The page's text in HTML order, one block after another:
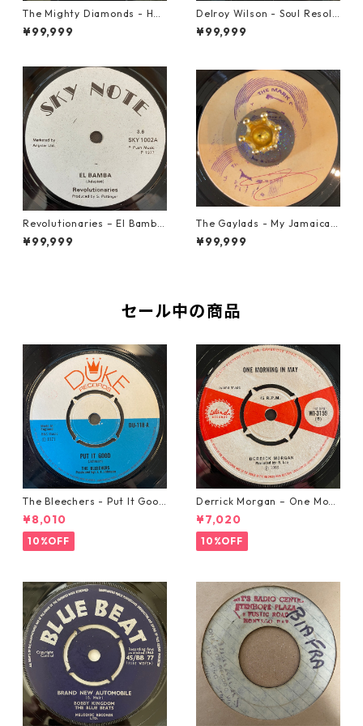
The Mighty Diamonds - Hey
Girl【12-50053】
¥99,999
Delroy Wilson - Soul Resolu
tion【7-21935】
¥99,999
Revolutionaries – El Bamba
【7-21855】
¥99,999
The Gaylads - My Jamaican
Girl【7-22009】
¥99,999
セール中の商品
The Bleechers - Put It Good
【7-21637】
¥8,010
10%OFF
Derrick Morgan – One Morn
ing In May【7-21653】
¥7,020
10%OFF